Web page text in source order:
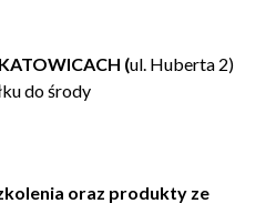
(ul. Huberta 2)
do środy
oraz produkty ze